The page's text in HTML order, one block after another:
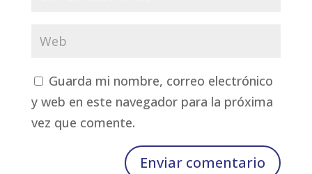
Guarda mi nombre, correo electrónico
y web en este navegador para la próxima
vez que comente.